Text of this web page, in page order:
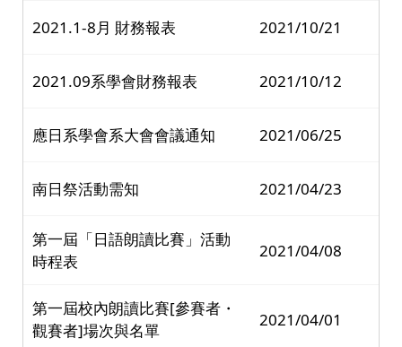
2021.1-8月 財務報表 2021/10/21
2021.09系學會財務報表 2021/10/12
應日系學會系大會會議通知 2021/06/25
南日祭活動需知 2021/04/23
第一屆「日語朗讀比賽」活動
時程表
2021/04/08
第一屆校內朗讀比賽[參賽者・
觀賽者]場次與名單
2021/04/01